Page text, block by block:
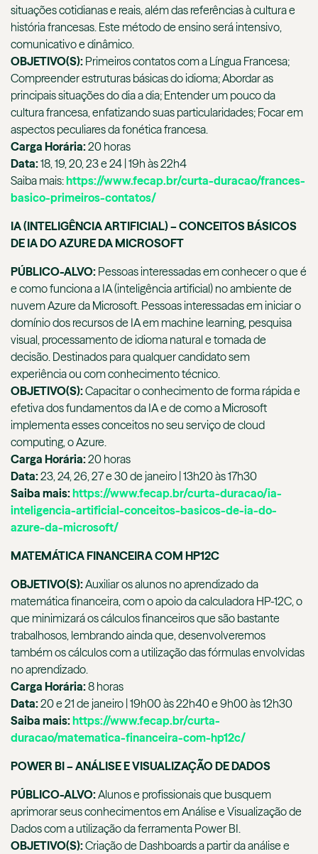
situações cotidianas e reais, além das referências à cultura e
história francesas. Este método de ensino será intensivo,
comunicativo e dinâmico.
OBJETIVO(S): Primeiros contatos com a Língua Francesa;
Compreender estruturas básicas do idioma; Abordar as
principais situações do dia a dia; Entender um pouco da
cultura francesa, enfatizando suas particularidades; Focar em
aspectos peculiares da fonética francesa.
Carga Horária:20 horas
Data:18, 19, 20, 23 e 24 | 19h às 22h4
Saiba mais:https://www.fecap.br/curta-duracao/frances-
basico-primeiros-contatos/
IA (INTELIGÊNCIA ARTIFICIAL) – CONCEITOS BÁSICOS
DE IA DO AZURE DA MICROSOFT
PÚBLICO-ALVO: Pessoas interessadas em conhecer o que é
e como funciona a IA (inteligência artificial) no ambiente de
nuvem Azure da Microsoft. Pessoas interessadas em iniciar o
domínio dos recursos de IA em machine learning, pesquisa
visual, processamento de idioma natural e tomada de
decisão. Destinados para qualquer candidato sem
experiência ou com conhecimento técnico.
OBJETIVO(S):Capacitar o conhecimento de forma rápida e
efetiva dos fundamentos da IA e de como a Microsoft
implementa esses conceitos no seu serviço de cloud
computing, o Azure.
Carga Horária:20 horas
Data:23, 24, 26, 27 e 30 de janeiro | 13h20 às 17h30
Saiba mais:https://www.fecap.br/curta-duracao/ia-
inteligencia-artificial-conceitos-basicos-de-ia-do-
azure-da-microsoft/
MATEMÁTICA FINANCEIRA COM HP12C
OBJETIVO(S):Auxiliar os alunos no aprendizado da
matemática financeira, com o apoio da calculadora HP-12C, o
que minimizará os cálculos financeiros que são bastante
trabalhosos, lembrando ainda que, desenvolveremos
também os cálculos com a utilização das fórmulas envolvidas
no aprendizado.
Carga Horária:8 horas
Data:20 e 21 de janeiro | 19h00 às 22h40 e 9h00 às 12h30
Saiba mais:https://www.fecap.br/curta-
duracao/matematica-financeira-com-hp12c/
POWER BI – ANÁLISE E VISUALIZAÇÃO DE DADOS
PÚBLICO-ALVO:Alunos e profissionais que busquem
aprimorar seus conhecimentos em Análise e Visualização de
Dados com a utilização da ferramenta Power BI.
OBJETIVO(S):Criação de Dashboards a partir da análise e